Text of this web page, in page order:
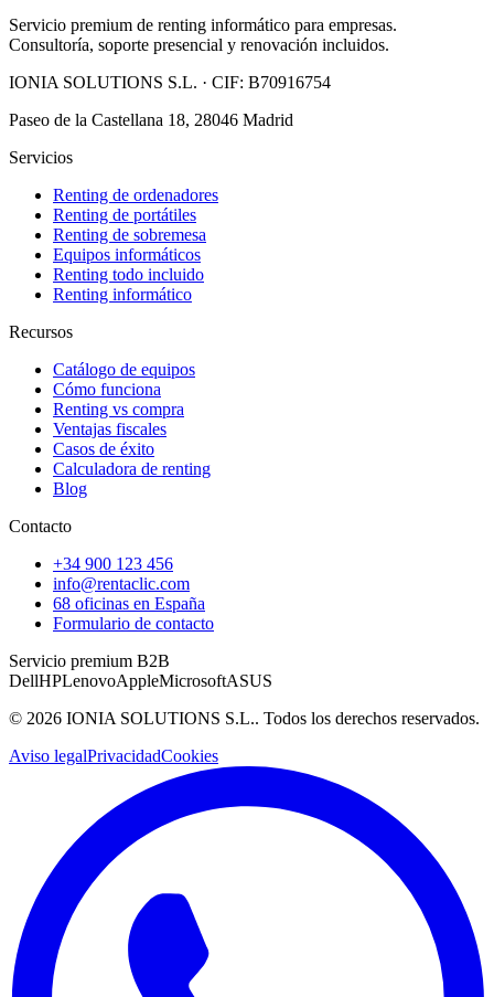
Servicio premium de renting informático para empresas.
Consultoría, soporte presencial y renovación incluidos.
IONIA SOLUTIONS S.L. · CIF: B70916754
Paseo de la Castellana 18, 28046 Madrid
Servicios
Renting de ordenadores
Renting de portátiles
Renting de sobremesa
Equipos informáticos
Renting todo incluido
Renting informático
Recursos
Catálogo de equipos
Cómo funciona
Renting vs compra
Ventajas fiscales
Casos de éxito
Calculadora de renting
Blog
Contacto
+34 900 123 456
info@rentaclic.com
68 oficinas en España
Formulario de contacto
Servicio premium B2B
DellHPLenovoAppleMicrosoftASUS
© 2026 IONIA SOLUTIONS S.L.. Todos los derechos reservados.
Aviso legalPrivacidadCookies